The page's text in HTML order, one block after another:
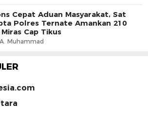
Cepat Aduan Masyarakat, Sat
Polres Ternate Amankan 210
Cap Tikus
Muhammad